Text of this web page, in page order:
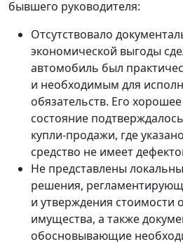
бывшего руководителя:
Отсутствовало
экономической выгоды
автомобиль был
и необходимым для
обязательств. Его
состояние
купли-продажи, где
средство не имеет
Не представлены
решения,
и утверждения стоимости
имущества, а также
обосновывающие